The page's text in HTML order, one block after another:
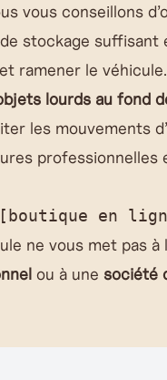
vous conseillons
stockage
ramener le véhicule.
lourds au fond
les mouvements
ne vous met pas à
ou à une société